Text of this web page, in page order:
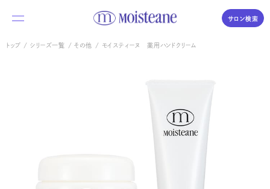
サロン検索
トップ シリーズ一覧 その他 モイスティーヌ 薬用ハンドクリーム